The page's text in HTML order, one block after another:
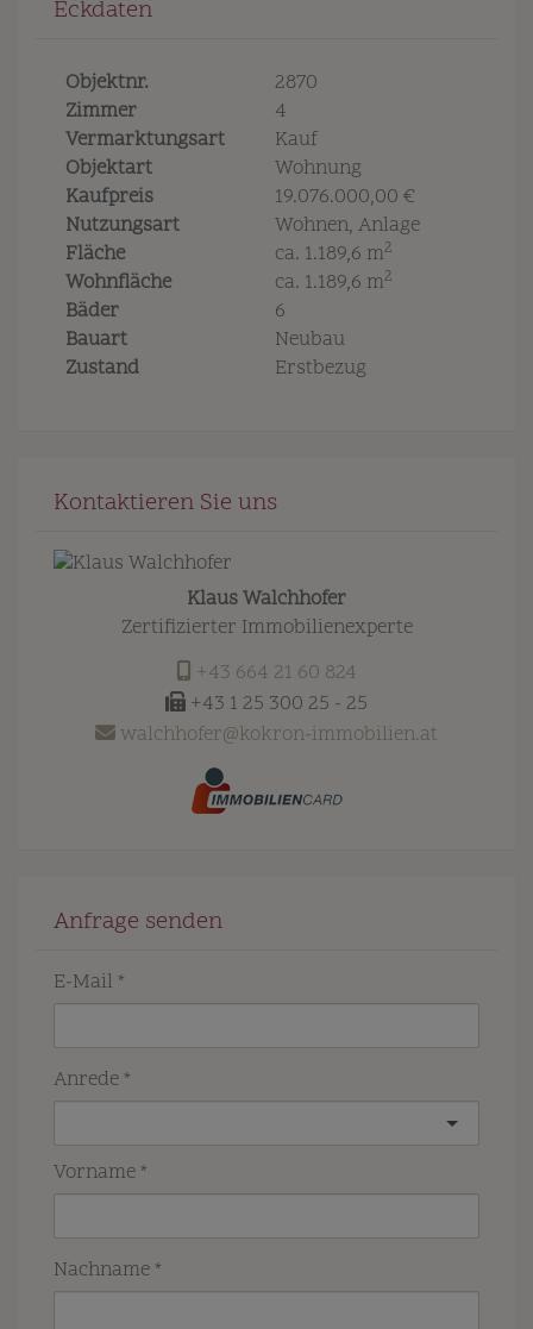
Eckdaten
Objektnr.
2870
Zimmer
4
Vermarktungsart
Kauf
Objektart
Wohnung
Kaufpreis
19.076.000,00 €
Nutzungsart
Wohnen Anlage
Fläche
ca. 1.189,6 m2
Wohnfläche ca. 1.189,6 m2
Bäder
6
Bauart
Neubau
Zustand
Erstbezug
Kontaktieren Sie uns
Klaus Walchhofer
Zertifizierter Immobilienexperte
+43 664 21 60 824
+43 1 25 300 25 - 25
walchhofer@kokron-immobilien.at
Anfrage senden
E-Mail
Anrede
Vorname
Nachname